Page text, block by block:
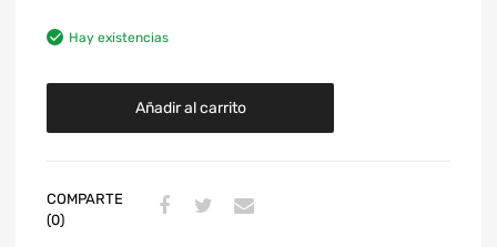
Hay existencias
Añadir al carrito
COMPARTE
(0)